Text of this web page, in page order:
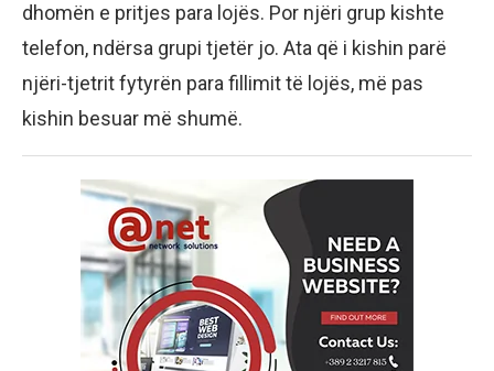
dhomën e pritjes para lojës. Por njëri grup kishte
telefon, ndërsa grupi tjetër jo. Ata që i kishin parë
njëri-tjetrit fytyrën para fillimit të lojës, më pas
kishin besuar më shumë.